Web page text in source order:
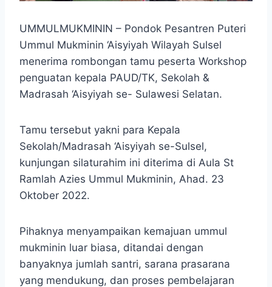
UMMULMUKMININ – Pondok Pesantren Puteri
Ummul Mukminin ‘Aisyiyah Wilayah Sulsel
menerima rombongan tamu peserta Workshop
penguatan kepala PAUD/TK, Sekolah &
Madrasah ‘Aisyiyah se- Sulawesi Selatan.
Tamu tersebut yakni para Kepala
Sekolah/Madrasah ‘Aisyiyah se-Sulsel,
kunjungan silaturahim ini diterima di Aula St
Ramlah Azies Ummul Mukminin, Ahad. 23
Oktober 2022.
Pihaknya menyampaikan kemajuan ummul
mukminin luar biasa, ditandai dengan
banyaknya jumlah santri, sarana prasarana
yang mendukung, dan proses pembelajaran